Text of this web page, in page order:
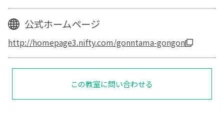
公式ホームページ
http://homepage3.nifty.com/gonntama-gongon
この教室に問い合わせる